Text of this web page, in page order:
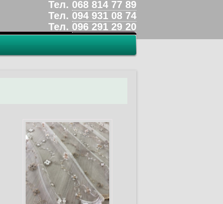
Тел. 068 814 77 89
Тел. 094 931 08 74
Тел. 096 291 29 20